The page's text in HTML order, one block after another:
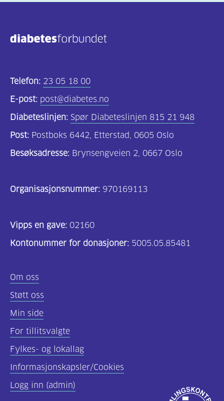
Telefon: 23 05 18 00
E-post: post@diabetes.no
Diabeteslinjen: Spør Diabeteslinjen 815 21 948
Post: Postboks 6442, Etterstad, 0605 Oslo
Besøksadresse: Brynsengveien 2, 0667 Oslo
Organisasjonsnummer: 970169113
Vipps en gave: 02160
Kontonummer for donasjoner: 5005.05.85481
Om oss
Støtt oss
Min side
For tillitsvalgte
Fylkes- og lokallag
Informasjonskapsler/Cookies
Logg inn (admin)
Godkjent